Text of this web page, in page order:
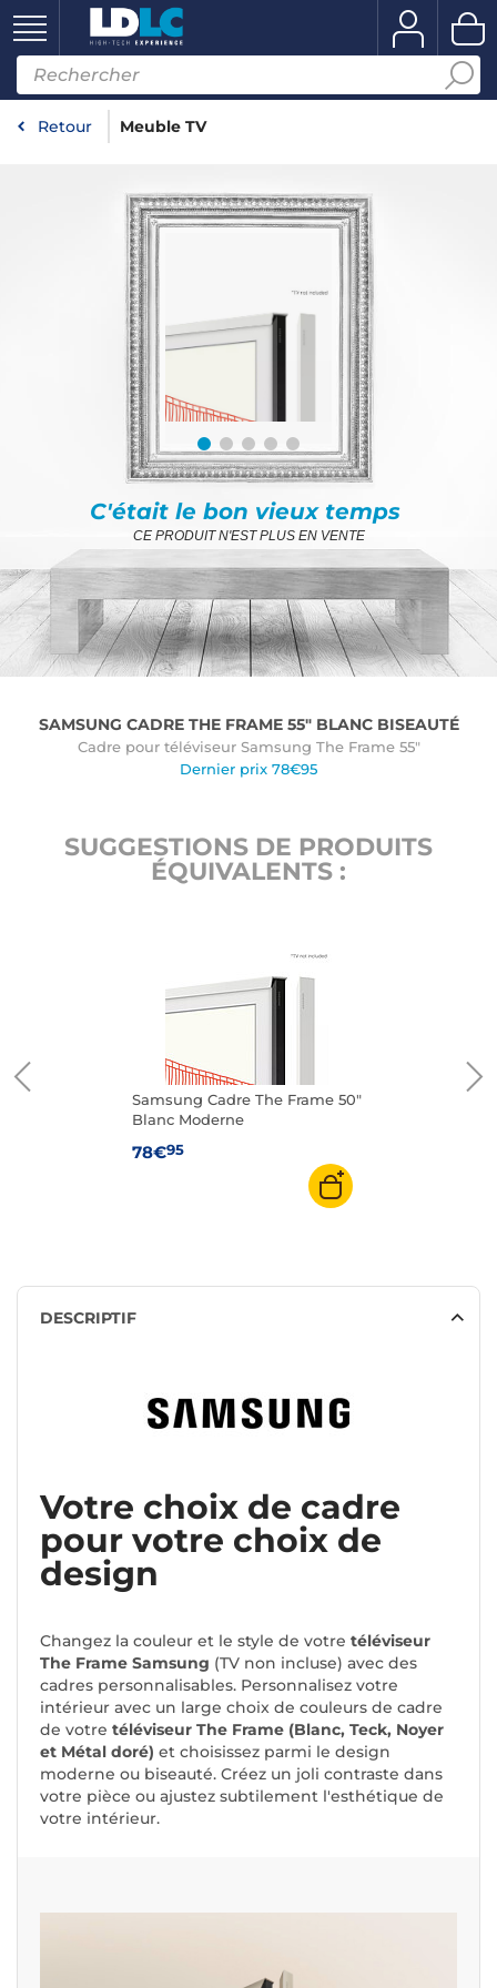
Retour Meuble TV
C'était le bon vieux temps
CE PRODUIT N'EST PLUS EN VENTE
SAMSUNG CADRE THE FRAME 55" BLANC BISEAUTÉ
Cadre pour téléviseur Samsung The Frame 55"
Dernier prix 78€95
SUGGESTIONS DE PRODUITS
ÉQUIVALENTS :
Samsung Cadre The Frame 50"
Blanc Moderne
78€95
DESCRIPTIF
Votre choix de cadre
pour votre choix de
design
Changez la couleur et le style de votre téléviseur
The Frame Samsung (TV non incluse) avec des
cadres personnalisables. Personnalisez votre
intérieur avec un large choix de couleurs de cadre
de votre téléviseur The Frame (Blanc, Teck, Noyer
et Métal doré) et choisissez parmi le design
moderne ou biseauté. Créez un joli contraste dans
votre pièce ou ajustez subtilement l'esthétique de
votre intérieur.